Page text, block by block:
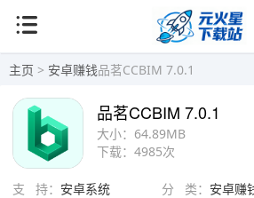
主页 > 安卓赚钱品茗CCBIM 7.0.1
大小： 64.89MB
下载： 4985次
品茗CCBIM 7.0.1
支 持： 安卓系统 分 类： 安卓赚